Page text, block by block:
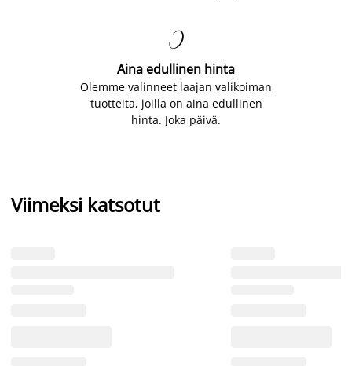

Aina edullinen hinta
Olemme valinneet laajan valikoiman
tuotteita, joilla on aina edullinen
hinta. Joka päivä.
Viimeksi katsotut